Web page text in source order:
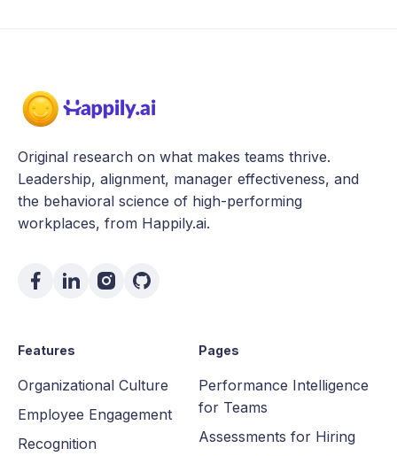
Original research on what makes teams thrive.
Leadership, alignment, manager effectiveness, and
the behavioral science of high-performing
workplaces, from Happily.ai.
Features
Organizational Culture
Employee Engagement
Recognition
Pages
Performance Intelligence
for Teams
Assessments for Hiring